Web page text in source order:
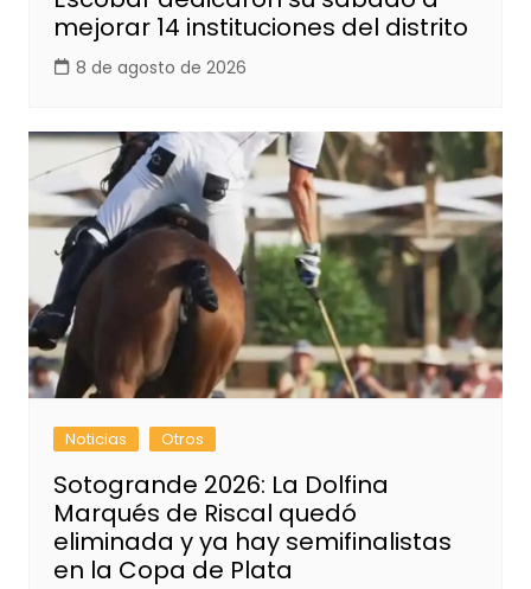
mejorar 14 instituciones del distrito
8 de agosto de 2026
Noticias Otros
Sotogrande 2026: La Dolfina
Marqués de Riscal quedó
eliminada y ya hay semifinalistas
en la Copa de Plata